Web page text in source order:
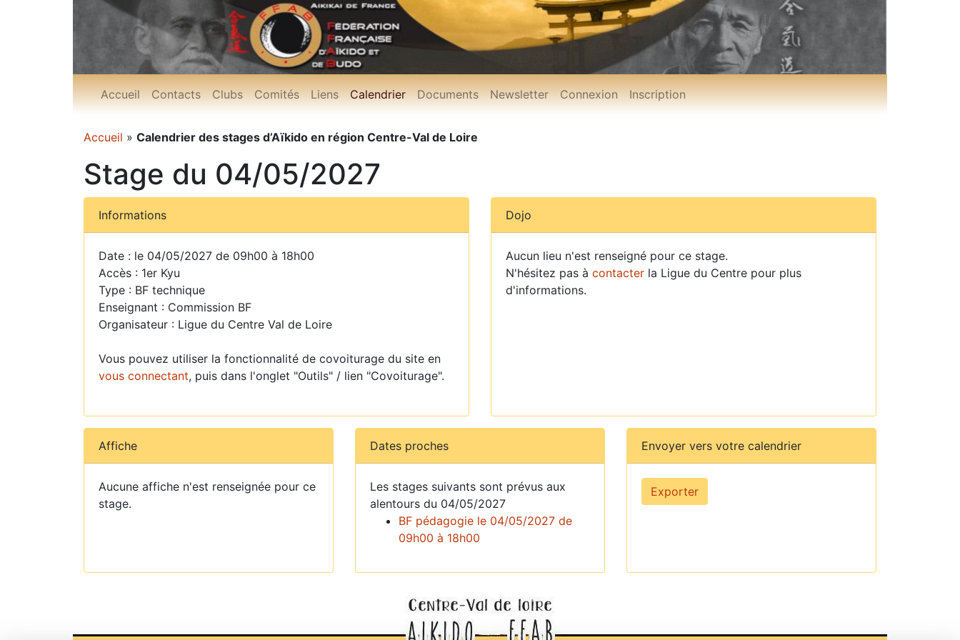
Accueil Contacts Clubs Comités Liens Calendrier Documents Newsletter Connexion Inscription
Accueil » Calendrier des stages d’Aïkido en région Centre-Val de Loire
Stage du 04/05/2027
Informations
Date : le 04/05/2027 de 09h00 à 18h00
Accès : 1er Kyu
Type : BF technique
Enseignant : Commission BF
Organisateur : Ligue du Centre Val de Loire
Vous pouvez utiliser la fonctionnalité de covoiturage du site en
vous connectant, puis dans l'onglet "Outils" / lien "Covoiturage".
Dojo
Aucun lieu n'est renseigné pour ce stage.
N'hésitez pas à contacter la Ligue du Centre pour plus
d'informations.
Affiche
Aucune affiche n'est renseignée pour ce
stage.
Dates proches
Les stages suivants sont prévus aux
alentours du 04/05/2027
BF pédagogie le 04/05/2027 de
09h00 à 18h00
Envoyer vers votre calendrier
Exporter